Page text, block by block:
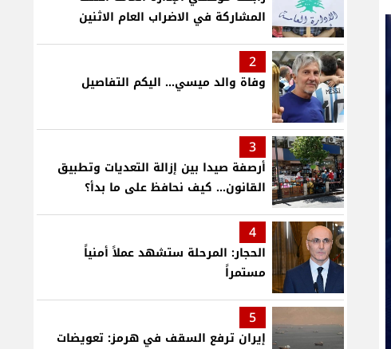
المشاركة في الاضراب العام الاثنين
2
وفاة والد ميسي... اليكم التفاصيل
3
أرصفة صيدا بين إزالة التعديات وتطبيق
القانون... كيف نحافظ على ما بدأ؟
4
الحجار: المرحلة ستشهد عملاً أمنياً
مستمراً
5
إيران ترفع السقف في هرمز: تعويضات